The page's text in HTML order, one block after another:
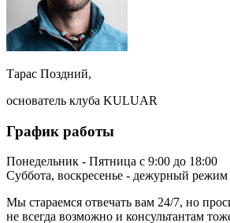
Тарас Поздний,
основатель клуба KULUAR
График работы
Понедельник - Пятница с 9:00 до 18:00
Суббота, воскресенье - дежурный режим
Мы стараемся отвечать вам 24/7, но
не всегда возможно и консультантам